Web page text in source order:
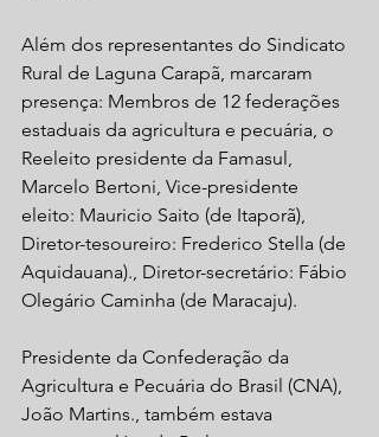
Além dos representantes do Sindicato
Rural de Laguna Carapã, marcaram
presença: Membros de 12 federações
estaduais da agricultura e pecuária, o
Reeleito presidente da Famasul,
Marcelo Bertoni, Vice-presidente
eleito: Mauricio Saito (de Itaporã),
Diretor-tesoureiro: Frederico Stella (de
Aquidauana)., Diretor-secretário: Fábio
Olegário Caminha (de Maracaju).
Presidente da Confederação da
Agricultura e Pecuária do Brasil (CNA),
João Martins., também estava